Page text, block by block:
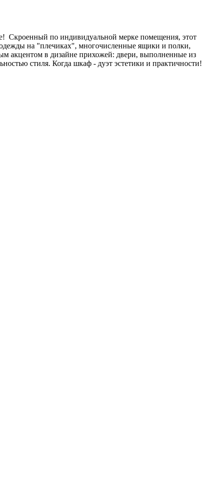
Скроенный по индивидуальной мерке помещения, этот
на "плечиках", многочисленные ящики и полки,
акцентом в дизайне прихожей: двери, выполненные из
стиля. Когда шкаф - дуэт эстетики и практичности!